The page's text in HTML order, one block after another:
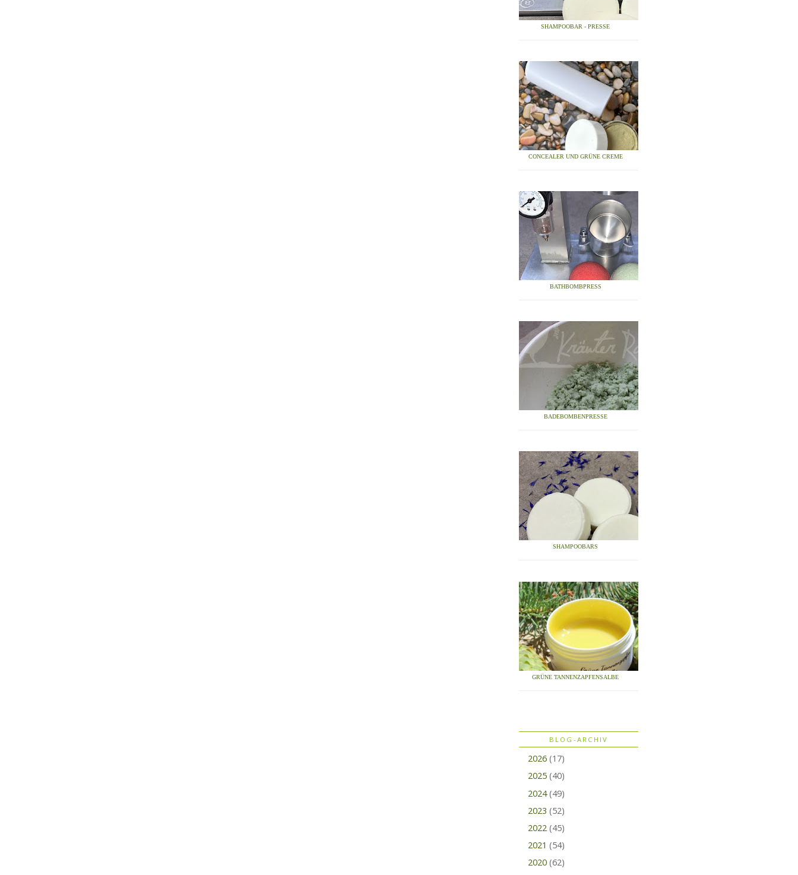
SHAMPOOBAR - PRESSE
CONCEALER UND GRÜNE CREME
BATHBOMBPRESS
BADEBOMBENPRESSE
SHAMPOOBARS
GRÜNE TANNENZAPFENSALBE
BLOG-ARCHIV
2026 (17)
2025 (40)
2024 (49)
2023 (52)
2022 (45)
2021 (54)
2020 (62)